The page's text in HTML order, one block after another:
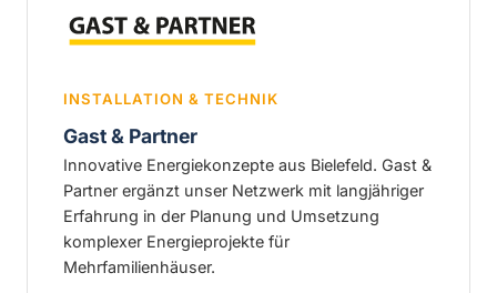
INSTALLATION & TECHNIK
Gast & Partner
Innovative Energiekonzepte aus Bielefeld. Gast &
Partner ergänzt unser Netzwerk mit langjähriger
Erfahrung in der Planung und Umsetzung
komplexer Energieprojekte für
Mehrfamilienhäuser.